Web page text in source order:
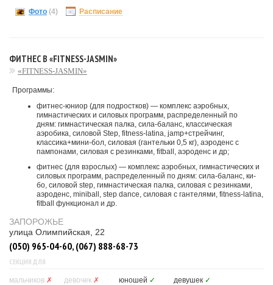
Фото (4) Расписание
ФИТНЕС В «FITNESS-JASMIN»
«FITNESS-JASMIN»
Программы:
фитнес-юниор (для подростков) — комплекс аэробных,
гимнастических и силовых программ, распределенный по
дням: гимнастическая палка, сила-баланс, классическая
аэробика, силовой Step, fitness-latina, jamp+стрейчинг,
классика+мини-бол, силовая (гантельки 0,5 кг), аэроденс c
пампонами, силовая с резинками, fitball, аэроденс и др;
фитнес (для взрослых) — комплекс аэробных, гимнастических и
силовых программ, распределенный по дням: сила-баланс, ки-
бо, силовой step, гимнастическая палка, силовая с резинками,
аэроденс, miniball, step dance, силовая с гантелями, fitness-latina,
fitball функционал и др.
ЗАПОРОЖЬЕ
улица Олимпийская, 22
(050) 965-04-60, (067) 888-68-73
СЕКЦИЯ ДЛЯ
мальчиков ✗ девочек ✗ юношей ✓ девушек ✓